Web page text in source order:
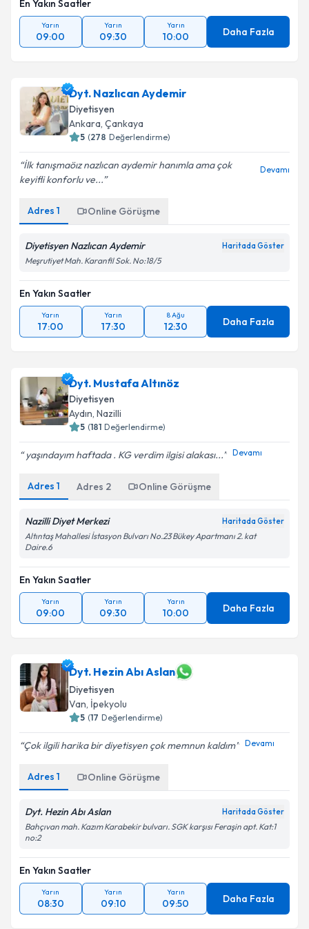
En Yakın Saatler
Yarın
09:00
Yarın
09:30
Yarın
10:00 Daha Fazla
Dyt. Nazlıcan Aydemir
Diyetisyen
Ankara, Çankaya
5 (278 Değerlendirme)
İlk tanışmaöız nazlıcan aydemir hanımla ama çok
keyifli konforlu ve...
Devamı
Adres 1 Online Görüşme
Diyetisyen Nazlıcan Aydemir Haritada Göster
Meşrutiyet Mah. Karanfil Sok. No:18/5
En Yakın Saatler
Yarın
17:00
Yarın
17:30
8 Ağu
12:30 Daha Fazla
Dyt. Mustafa Altınöz
Diyetisyen
Aydın, Nazilli
5 (181 Değerlendirme)
yaşındayım haftada . KG verdim ilgisi alakası... Devamı
Adres 1 Adres 2 Online Görüşme
Nazilli Diyet Merkezi Haritada Göster
Altıntaş Mahallesi İstasyon Bulvarı No.23 Bükey Apartmanı 2. kat
Daire.6
En Yakın Saatler
Yarın
09:00
Yarın
09:30
Yarın
10:00 Daha Fazla
Dyt. Hezin Abı Aslan
Diyetisyen
Van, İpekyolu
5 (17 Değerlendirme)
Çok ilgili harika bir diyetisyen çok memnun kaldım Devamı
Adres 1 Online Görüşme
Dyt. Hezin Abı Aslan Haritada Göster
Bahçıvan mah. Kazım Karabekir bulvarı. SGK karşısı Feraşin apt. Kat:1
no:2
En Yakın Saatler
Yarın
08:30
Yarın
09:10
Yarın
09:50 Daha Fazla